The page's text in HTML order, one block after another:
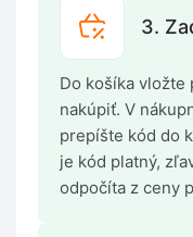
3.
Do košíka vložte
nakúpiť. V
prepíšte kód do
je kód platný,
odpočíta z ceny